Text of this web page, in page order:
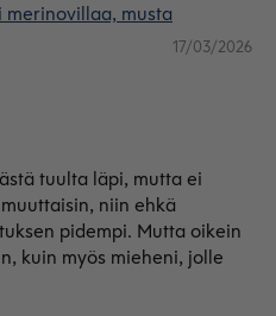
merinovillaa, musta
17/03/2026
tuulta läpi, mutta ei
niin ehkä
pidempi. Mutta oikein
kuin myös mieheni, jolle